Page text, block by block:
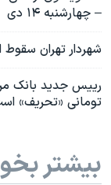
– چهارشنبه ۱۴ دی
شهردار تهران
تومانی «تحریف»
بیشتر